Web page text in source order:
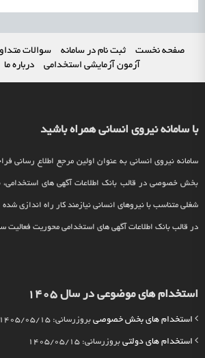
صفحه نخست ثبت نام در سامانه سوالات
آزمون آزمایشی استخدامی
درباره ما
با سامانه نیروی انسانی همراه باشید
سامانه نیروی انسانی به عنوان اولین مرجع اطلاع رسانی
بخش خصوصی در قالب بانک اطلاعات آگهی های
شغلی متناسب با نیروهای انسانی نیازمند کار راه اندازی
در قالب بانک اطلاعات آگهی های استخدامی محوریت فعالیت
استخدام های موضوعی در سال 1405
استخدام های بخش خصوصی بروزرسانی: 1405/05/15
استخدام های دولتی بروزرسانی: 1405/05/15